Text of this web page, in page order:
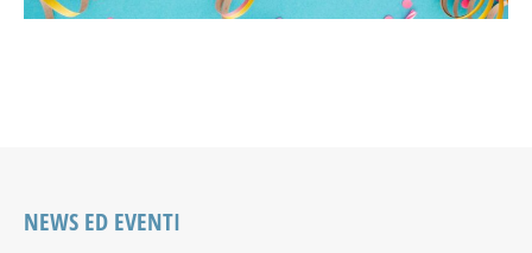
NEWS ED EVENTI